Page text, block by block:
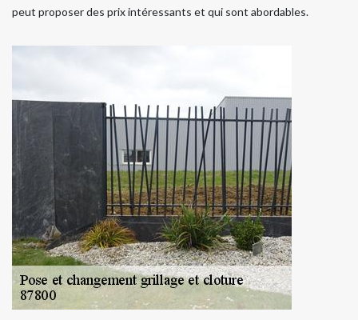
peut proposer des prix intéressants et qui sont abordables.